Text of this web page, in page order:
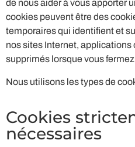
de nous aider à vous apporter
cookies peuvent être des
temporaires qui identifient et
nos sites Internet, applications
supprimés lorsque vous
Nous utilisons les types de
Cookies
nécessaires